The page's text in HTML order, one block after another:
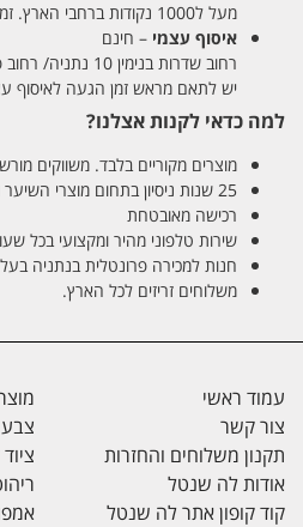
מעל ל1000 נקודות ברחבי הארץ. זמן אספקה 5-8 ימי עסקים.
איסוף עצמי – חינם
רחוב שדרות בנימין 10 נתניה/ רחוב פנקס 12 נתניה – לבחירתכם
יש לתאם מראש זמן הגעה לאיסוף עצמי
למה כדאי לקנות אצלנו?
מוצרים מקוריים בלבד. משווקים
25 שנות ניסיון בתחום מוצרי השיער והטיפוח
רכישה מאובטחת
שירות טלפוני מהיר ומקצועי בכל
חנות למכירה פרונטלית בנתניה בעלת
משלוחים זריזים לכל הארץ.
עמוד ראשי
צור קשר
תקנון משלוחים והחזרות
אודות לה שנטל
קוד קופון אתר לה שנטל